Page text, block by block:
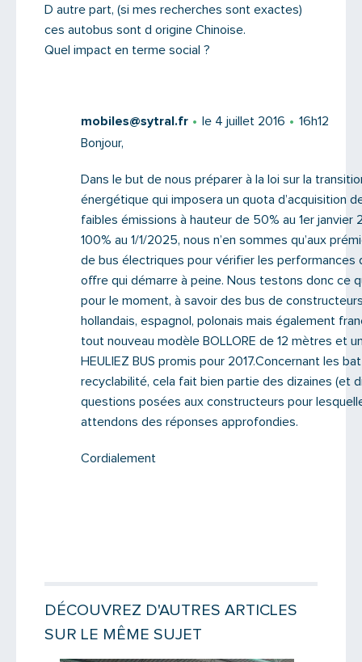
D autre part, (si mes recherches sont exactes)
ces autobus sont d origine Chinoise.
Quel impact en terme social ?
mobiles@sytral.fr le 4 juillet 2016
16h12
Bonjour,
Dans le but de nous préparer à la loi sur la
énergétique qui imposera un quota d’acquisition
faibles émissions à hauteur de 50% au 1er janvier
100% au 1/1/2025, nous n’en sommes qu’aux
de bus électriques pour vérifier les performances
offre qui démarre à peine. Nous testons donc ce
pour le moment, à savoir des bus de
hollandais, espagnol, polonais mais également
tout nouveau modèle BOLLORE de 12 mètres et
HEULIEZ BUS promis pour 2017.Concernant les
recyclabilité, cela fait bien partie des dizaines (et
questions posées aux constructeurs pour
attendons des réponses approfondies.
Cordialement
DÉCOUVREZ D'AUTRES ARTICLES
SUR LE MÊME SUJET